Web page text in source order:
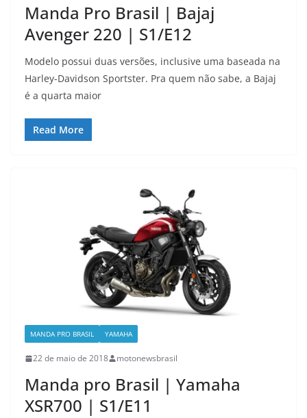
Manda Pro Brasil | Bajaj
Avenger 220 | S1/E12
Modelo possui duas versões, inclusive uma baseada na
Harley-Davidson Sportster. Pra quem não sabe, a Bajaj
é a quarta maior
Read More
MANDA PRO BRASIL YAMAHA
22 de maio de 2018 motonewsbrasil
Manda pro Brasil | Yamaha
XSR700 | S1/E11